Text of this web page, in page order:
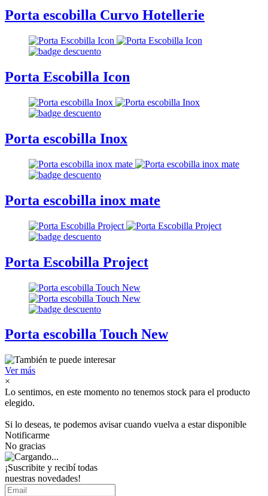
Porta escobilla Curvo Hotellerie
Porta Escobilla Icon
Porta escobilla Inox
Porta escobilla inox mate
Porta Escobilla Project
Porta escobilla Touch New
Ver más
×
Lo sentimos, en este momento no tenemos stock para el producto
elegido.
Si lo deseas, te podemos avisar cuando vuelva a estar disponible
Notificarme
No gracias
¡Suscribite y recibí todas
nuestras novedades!